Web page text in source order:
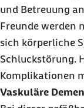
und Betreuung
Freunde werden
sich körperliche
Schluckstörung.
Komplikationen
Vaskuläre